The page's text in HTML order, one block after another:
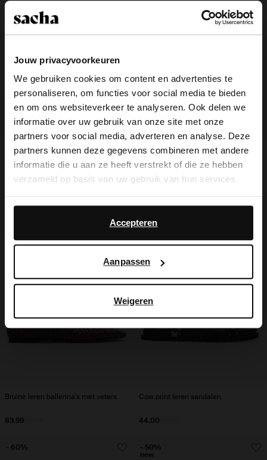
Jouw privacyvoorkeuren
We gebruiken cookies om content en advertenties te
personaliseren, om functies voor social media te bieden
en om ons websiteverkeer te analyseren. Ook delen we
informatie over uw gebruik van onze site met onze
partners voor social media, adverteren en analyse. Deze
partners kunnen deze gegevens combineren met andere
informatie die u aan ze heeft verstrekt of die ze hebben
verzameld op basis van uw gebruik van hun services.
Daarnaast werken wij samen met Google voor
advertentie- en meetdoeleinden. Meer informatie over
hoe Google uw persoonsgegevens gebruikt, vindt u op
Accepteren
Aanpassen
Weigeren
Groene muiltjes met hak
64.99
45.49
Bruine leren slippers met
goudkleurige charms
89.99
62.99
Bruine leren ballerina's met veters
83.99
- 30%
Cow print leren sandalen
44.00
- 60%
- 60% - 50%
new
×
View this website in English?
It looks like your language isn't Dutch. Would
you like to switch to English?
English
No, stay in Dutch